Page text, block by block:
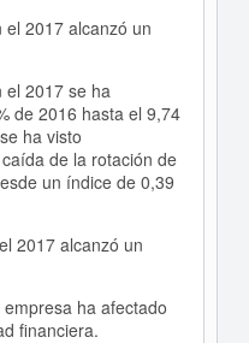
2017 alcanzó un
el 2017 se ha
de 2016 hasta el 9,74
ha visto
de la rotación de
un índice de 0,39
2017 alcanzó un
ha afectado
financiera.